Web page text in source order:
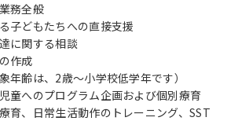
務全般
子どもたちへの直接支援
に関する相談
作成
年齢は、2歳～小学校低学年です）
童へのプログラム企画および個別療育
育、日常生活動作のトレーニング、SST